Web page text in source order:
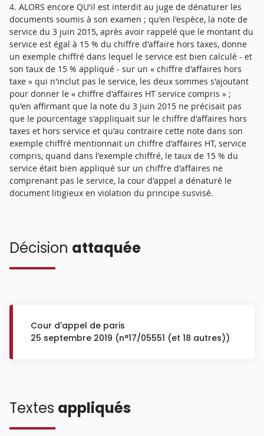
4. ALORS encore QU'il est interdit au juge de dénaturer les
documents soumis à son examen ; qu'en l'espèce, la note de
service du 3 juin 2015, après avoir rappelé que le montant du
service est égal à 15 % du chiffre d'affaire hors taxes, donne
un exemple chiffré dans lequel le service est bien calculé - et
son taux de 15 % appliqué - sur un « chiffre d'affaires hors
taxe » qui n'inclut pas le service, les deux sommes s'ajoutant
pour donner le « chiffre d'affaires HT service compris » ;
qu'en affirmant que la note du 3 juin 2015 ne précisait pas
que le pourcentage s'appliquait sur le chiffre d'affaires hors
taxes et hors service et qu'au contraire cette note dans son
exemple chiffré mentionnait un chiffre d'affaires HT, service
compris, quand dans l'exemple chiffré, le taux de 15 % du
service était bien appliqué sur un chiffre d'affaires ne
comprenant pas le service, la cour d'appel a dénaturé le
document litigieux en violation du principe susvisé.
Décision attaquée
Cour d'appel de paris
25 septembre 2019 (n°17/05551 (et 18 autres))
Textes appliqués